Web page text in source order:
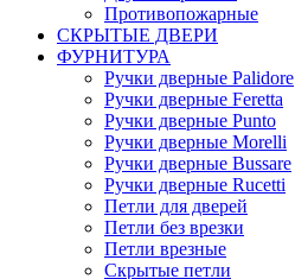
Противопожарные
СКРЫТЫЕ ДВЕРИ
ФУРНИТУРА
Ручки дверные Palidore
Ручки дверные Feretta
Ручки дверные Punto
Ручки дверные Morelli
Ручки дверные Bussare
Ручки дверные Rucetti
Петли для дверей
Петли без врезки
Петли врезные
Скрытые петли